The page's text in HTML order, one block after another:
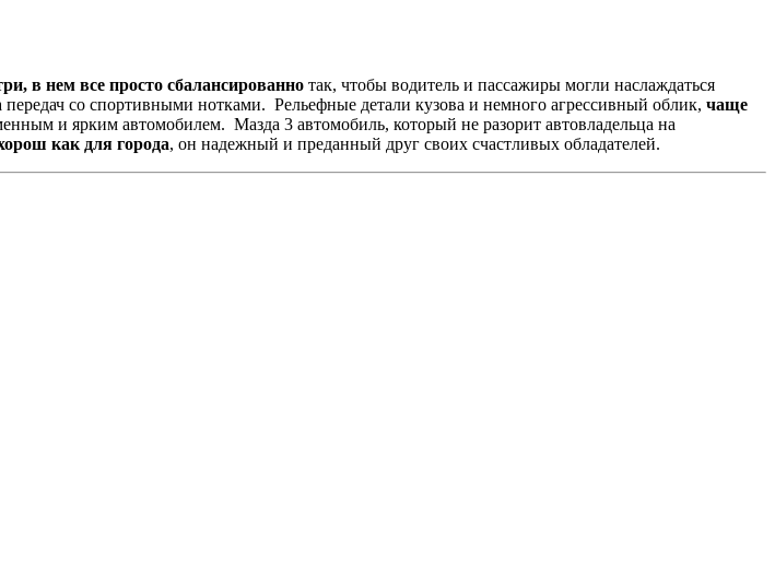
в нем все просто сбалансированно так, чтобы водитель и пассажиры могли наслаждаться
со спортивными нотками. Рельефные детали кузова и немного агрессивный облик, чаще
и ярким автомобилем. Мазда 3 автомобиль, который не разорит автовладельца на
как для города, он надежный и преданный друг своих счастливых обладателей.